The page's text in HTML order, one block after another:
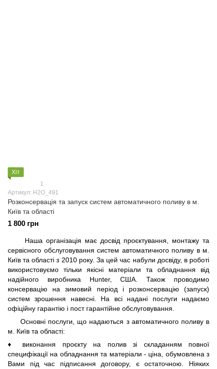
Хіт
1
Артикул: H2О_491
Розконсервація та запуск систем автоматичного поливу в м.
Київ та області
1 800 грн
Наша організація має досвід проєктування, монтажу та
сервісного обслуговування систем автоматичного поливу в м.
Київ та області з 2010 року. За цей час набули досвіду, в роботі
використовуємо тільки якісні матеріали та обладнання від
надійного виробника Hunter, США. Також проводимо
консервацію на зимовий період і розконсервацію (запуск)
систем зрошення навесні. На всі надані послуги надаємо
офіційну гарантію і пост гарантійне обслуговування.
Основні послуги, що надаються з автоматичного поливу в
м. Київ та області:
♦ виконання проєкту на полив зі складанням повної
специфікації на обладнання та матеріали - ціна, обумовлена з
Вами під час підписання договору, є остаточною. Ніяких